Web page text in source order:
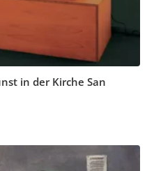
in der Kirche San